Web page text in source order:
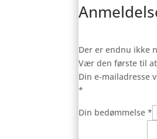
Der er endnu ikke
Vær den første til at
Din e-mailadresse
*
Din bedømmelse*